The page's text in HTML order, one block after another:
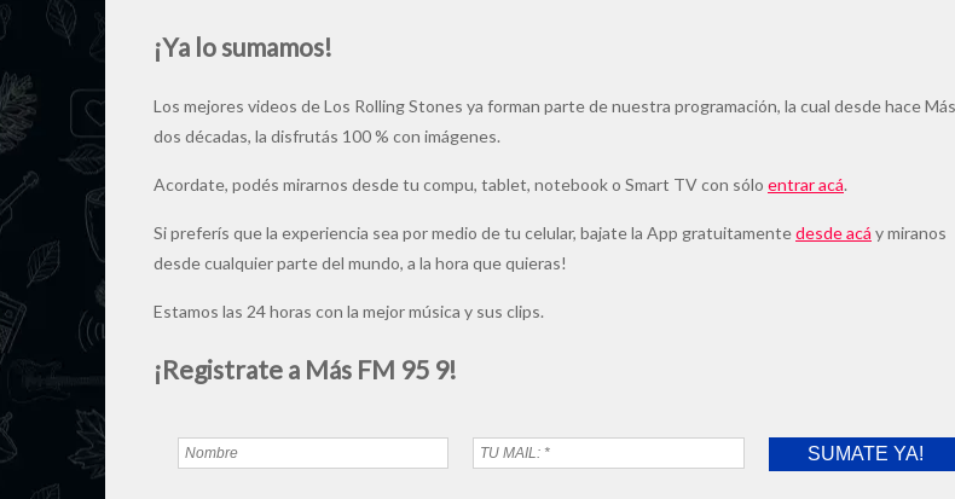
¡Ya lo sumamos!
Los mejores videos de Los Rolling Stones ya forman parte de nuestra programación, la cual desde hace
dos décadas, la disfrutás 100 % con imágenes.
Acordate, podés mirarnos desde tu compu, tablet, notebook o Smart TV con sólo entrar acá.
Si preferís que la experiencia sea por medio de tu celular, bajate la App gratuitamentedesde acá y miranos
desde cualquier parte del mundo, a la hora que quieras!
Estamos las 24 horas con la mejor música y sus clips.
¡Registrate a Más FM 95 9!